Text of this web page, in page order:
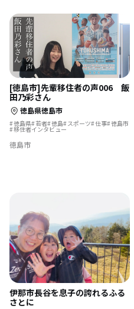
[徳島市]先輩移住者の声006 飯
田乃彩さん
徳島県徳島市
徳島県 若者 徳島 スポーツ 仕事 徳島市
移住者インタビュー
徳島市
伊那市長谷を息子の誇れるふる
さとに